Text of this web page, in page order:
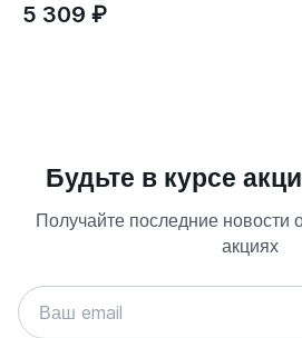
5 309 ₽
Будьте в курсе
Получайте последние новости
акциях